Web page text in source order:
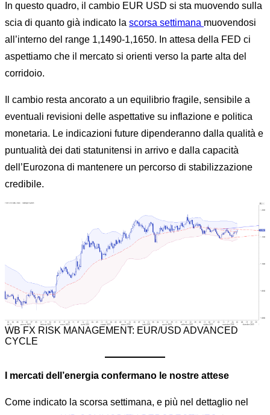
In questo quadro, il cambio EUR USD si sta muovendo sulla
scia di quanto già indicato la scorsa settimana muovendosi
all’interno del range 1,1490-1,1650. In attesa della FED ci
aspettiamo che il mercato si orienti verso la parte alta del
corridoio.
Il cambio resta ancorato a un equilibrio fragile, sensibile a
eventuali revisioni delle aspettative su inflazione e politica
monetaria. Le indicazioni future dipenderanno dalla qualità e
puntualità dei dati statunitensi in arrivo e dalla capacità
dell’Eurozona di mantenere un percorso di stabilizzazione
credibile.
WB FX RISK MANAGEMENT: EUR/USD ADVANCED
CYCLE
I mercati dell’energia confermano le nostre attese
Come indicato la scorsa settimana, e più nel dettaglio nel